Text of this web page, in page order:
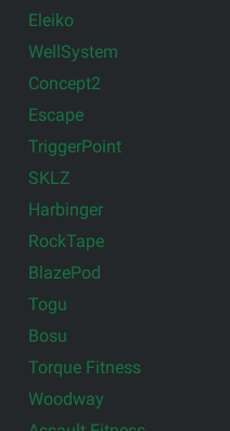
Eleiko
WellSystem
Concept2
Escape
TriggerPoint
SKLZ
Harbinger
RockTape
BlazePod
Togu
Bosu
Torque Fitness
Woodway